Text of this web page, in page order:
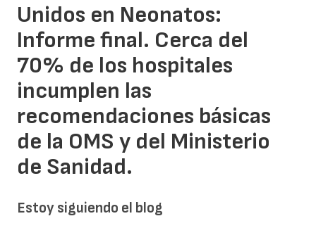
Unidos en Neonatos:
Informe final. Cerca del
70% de los hospitales
incumplen las
recomendaciones básicas
de la OMS y del Ministerio
de Sanidad.
Estoy siguiendo el blog